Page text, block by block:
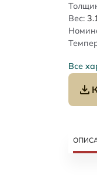
Вес:
Все